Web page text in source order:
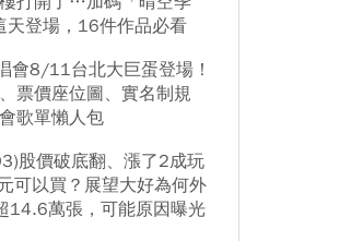
天登場，16件作品必看
會8/11台北大巨蛋登場！
票價座位圖、實名制規
歌單懶人包
股價破底翻、漲了2成玩
可以買？展望大好為何外
14.6萬張，可能原因曝光